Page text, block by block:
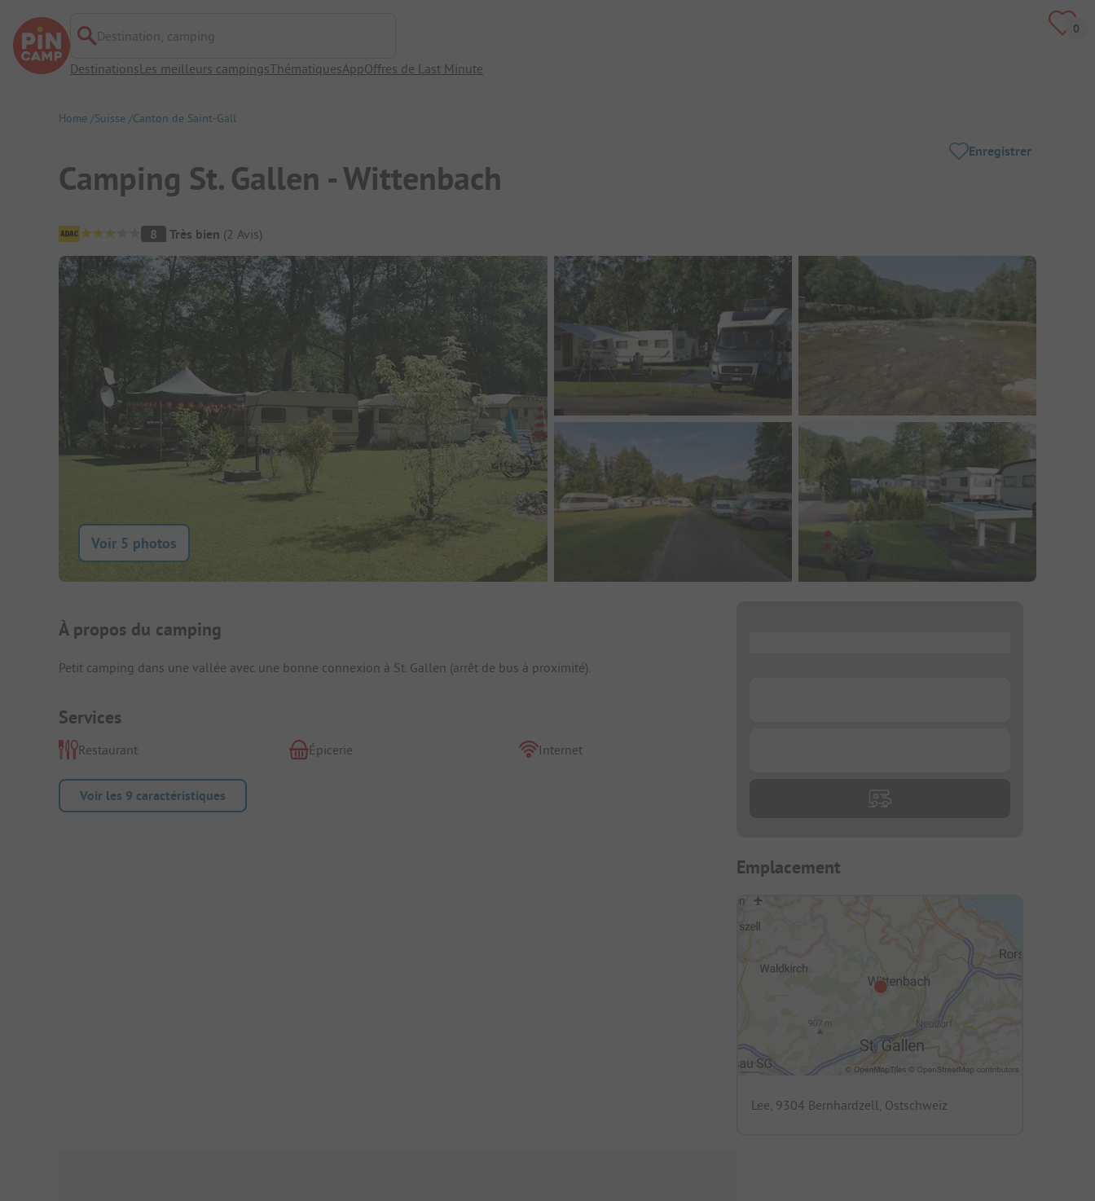
Destination, camping
DestinationsLes meilleurs campingsThématiquesAppOffres de Last Minute
Home Suisse Canton de Saint-Gall
Camping St. Gallen - Wittenbach
Enregistrer
Aperçu du camping
8 Très bien (2 Avis)
Voir 5 photos
Présentation du camping
À propos du camping
Petit camping dans une vallée avec une bonne connexion à St. Gallen (arrêt de bus à proximité).
Services
Restaurant Épicerie Internet
Voir les 9 caractéristiques
Emplacement
Lee, 9304 Bernhardzell, Ostschweiz